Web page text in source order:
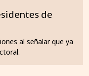
de
al señalar que ya